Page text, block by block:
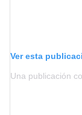
Ver esta